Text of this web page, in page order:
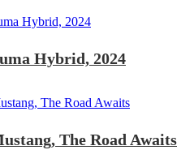
Hybrid, 2024
The Road Awaits